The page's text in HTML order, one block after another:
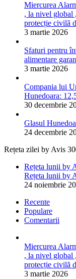
Miercurea
, la nivel global
protecție civilă
3 martie 2026
Sfaturi pentru
alimentare
3 martie 2026
Compania lui
Hunedoara:
30 decembrie
Glasul
24 decembrie
Rețeta zilei by Avis
Rețeta lunii by
Rețeta lunii by
24 noiembrie
Recente
Populare
Comentarii
Miercurea
, la nivel global
protecție civilă
3 martie 2026